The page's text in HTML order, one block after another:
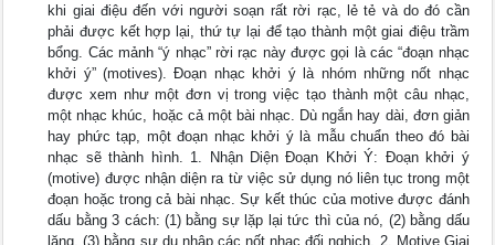
khi giai điệu đến với người soạn rất rời rạc, lẻ tẻ và do đó cần
phải được kết hợp lại, thứ tự lại để tạo thành một giai điệu trầm
bổng. Các mảnh “ý nhạc” rời rạc này được gọi là các “đoạn nhạc
khởi ý” (motives). Đoạn nhạc khởi ý là nhóm những nốt nhạc
được xem như một đơn vị trong việc tạo thành một câu nhạc,
một nhạc khúc, hoặc cả một bài nhạc. Dù ngắn hay dài, đơn giản
hay phức tạp, một đoạn nhạc khởi ý là mẫu chuẩn theo đó bài
nhạc sẽ thành hình. 1. Nhận Diện Đoạn Khởi Ý: Đoạn khởi ý
(motive) được nhận diện ra từ việc sử dụng nó liên tục trong một
đoạn hoặc trong cả bài nhạc. Sự kết thúc của motive được đánh
dấu bằng 3 cách: (1) bằng sự lặp lại tức thì của nó, (2) bằng dấu
lặng, (3) bằng sự du nhập các nốt nhạc đối nghịch. 2. Motive Giai